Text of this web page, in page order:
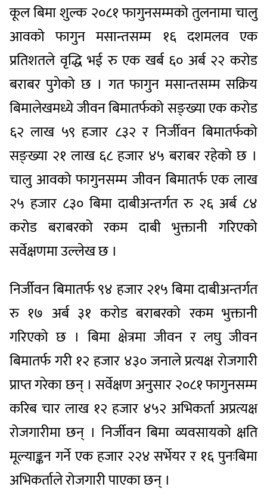
कूल बिमा शुल्क २०८१ फागुनसम्मको तुलनामा चालु
आवको फागुन मसान्तसम्म १६ दशमलव एक
प्रतिशतले वृद्धि भई रु एक खर्ब ६० अर्ब २२ करोड
बराबर पुगेको छ । गत फागुन मसान्तसम्म सक्रिय
बिमालेखमध्ये जीवन बिमातर्फको सङ्ख्या एक करोड
६२ लाख ५९ हजार ८३२ र निर्जीवन बिमातर्फको
सङ्ख्या २१ लाख ६८ हजार ४५ बराबर रहेको छ ।
चालु आवको फागुनसम्म जीवन बिमातर्फ एक लाख
२५ हजार ८३० बिमा दाबीअन्तर्गत रु २६ अर्ब ८४
करोड बराबरको रकम दाबी भुक्तानी गरिएको
सर्वेक्षणमा उल्लेख छ ।
निर्जीवन बिमातर्फ ९४ हजार २१५ बिमा दाबीअन्तर्गत
रु १७ अर्ब ३१ करोड बराबरको रकम भुक्तानी
गरिएको छ । बिमा क्षेत्रमा जीवन र लघु जीवन
बिमातर्फ गरी १२ हजार ४३० जनाले प्रत्यक्ष रोजगारी
प्राप्त गरेका छन् । सर्वेक्षण अनुसार २०८१ फागुनसम्म
करिब चार लाख १२ हजार ४५२ अभिकर्ता अप्रत्यक्ष
रोजगारीमा छन् । निर्जीवन बिमा व्यवसायको क्षति
मूल्याङ्कन गर्ने एक हजार २२४ सर्भेयर र १६ पुनःबिमा
अभिकर्ताले रोजगारी पाएका छन् ।